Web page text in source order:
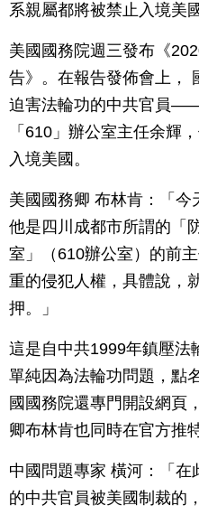
系親屬都將被禁止入境美國
美國國務院週三發布《
告》。在報告發佈會上，
迫害法輪功的中共官員
「610」辦公室主任余輝
入境美國。
美國國務卿 布林肯：「今
他是四川成都市所謂的「
室」（610辦公室）的前
重的侵犯人權，具體說，
押。」
這是自中共1999年鎮壓法
單純因為法輪功問題，點
國國務院還專門開設網頁
卿布林肯也同時在官方推
中國問題專家 橫河：「
的中共官員被美國制裁的